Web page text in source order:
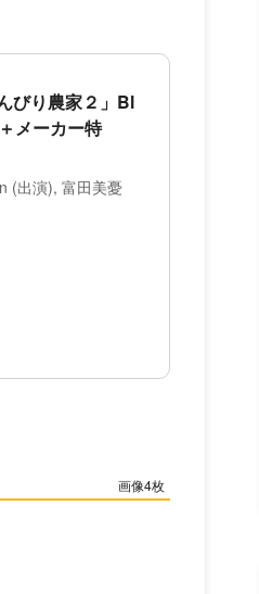
びり農家２」Bl
メーカー特
(出演), 富田美憂
4